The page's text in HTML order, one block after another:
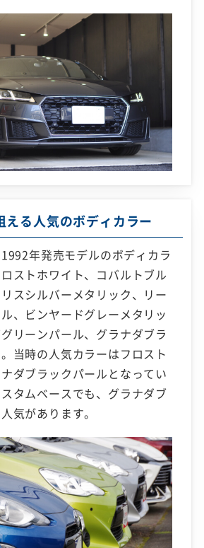
える人気のボディカラー
年発売モデルのボディカラ
ストホワイト、コバルトブル
スシルバーメタリック、リー
、ビンヤードグレーメタリッ
リーンパール、グラナダブラ
当時の人気カラーはフロスト
ダブラックパールとなってい
タムベースでも、グラナダブ
気があります。